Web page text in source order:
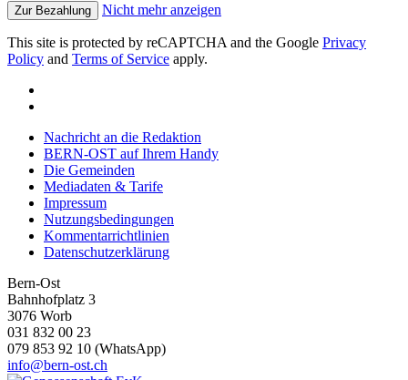
Zur Bezahlung Nicht mehr anzeigen
This site is protected by reCAPTCHA and the Google Privacy
Policy and Terms of Service apply.
Nachricht an die Redaktion
BERN-OST auf Ihrem Handy
Die Gemeinden
Mediadaten & Tarife
Impressum
Nutzungsbedingungen
Kommentarrichtlinien
Datenschutzerklärung
Bern-Ost
Bahnhofplatz 3
3076 Worb
031 832 00 23
079 853 92 10 (WhatsApp)
info@bern-ost.ch